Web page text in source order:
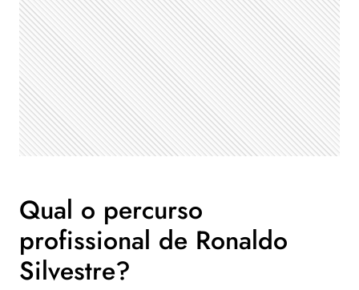
Qual o percurso
profissional de Ronaldo
Silvestre?